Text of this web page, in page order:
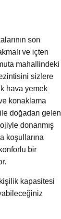
son
ve içten
mahallindeki
sizlere
hava yemek
konaklama
doğadan gelen
donanmış
koşullarına
bir
kapasitesi